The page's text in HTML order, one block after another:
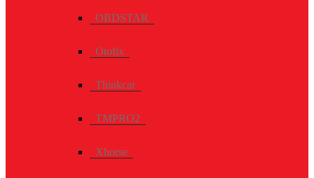
OBDSTAR
Otofix
Thinkcar
TMPRO2
Xhorse